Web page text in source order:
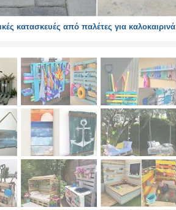
κατασκευές από παλέτες για καλοκαιρινά